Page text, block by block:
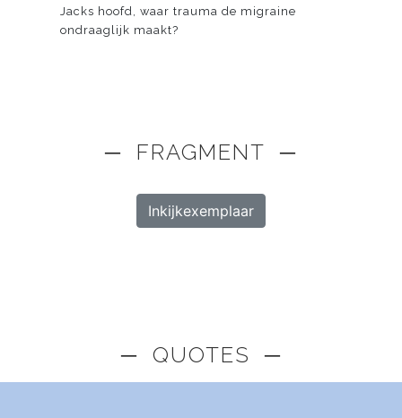
Jacks hoofd, waar trauma de migraine
ondraaglijk maakt?
─ FRAGMENT ─
Inkijkexemplaar
─ QUOTES ─